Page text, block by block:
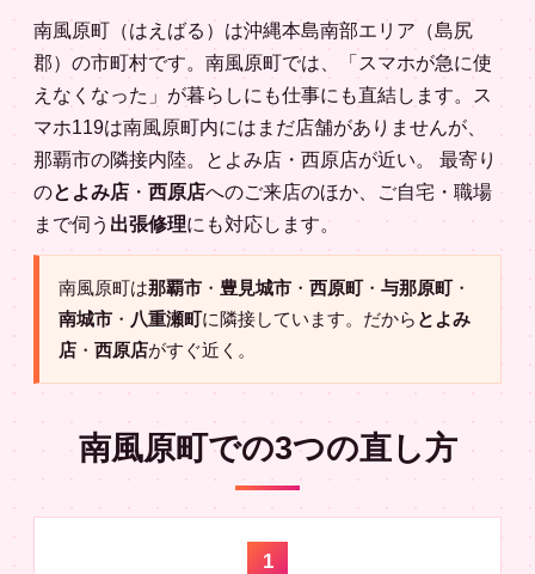
南風原町（はえばる）は沖縄本島南部エリア（島尻
郡）の市町村です。南風原町では、「スマホが急に使
えなくなった」が暮らしにも仕事にも直結します。ス
マホ119は南風原町内にはまだ店舗がありませんが、
那覇市の隣接内陸。とよみ店・西原店が近い。 最寄り
のとよみ店 ・ 西原店へのご来店のほか、ご自宅・職場
まで伺う 出張修理にも対応します。
南風原町は那覇市 ・ 豊見城市 ・ 西原町 ・ 与那原町 ・
南城市 ・ 八重瀬町に隣接しています。だから とよみ
店 ・ 西原店がすぐ近く。
南風原町での3つの直し方
1